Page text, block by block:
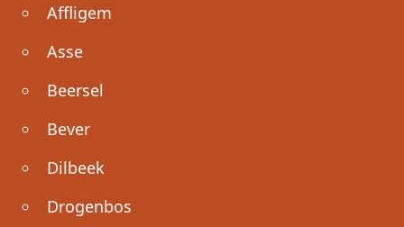
Affligem
Asse
Beersel
Bever
Dilbeek
Drogenbos